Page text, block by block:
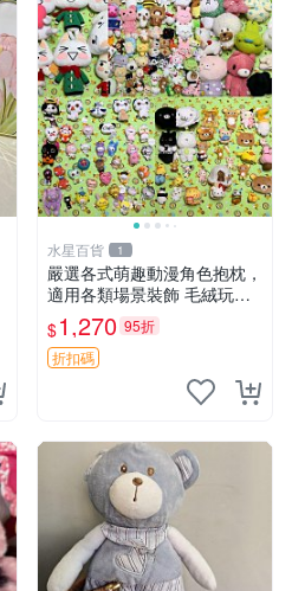
水星百貨 1
嚴選各式萌趣動漫角色抱枕，
適用各類場景裝飾 毛絨玩
具、卡通抱枕、趣味玩偶
$1,270 95折
折扣碼